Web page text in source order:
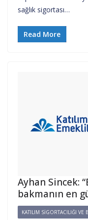
sağlık sigortası…
Read More
Ayhan Sincek:
bakmanın en
KATILIM SIGORTACILIĞI VE